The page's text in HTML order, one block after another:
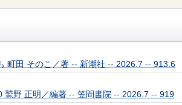
町田 そのこ／著 -- 新潮社 -- 2026.7 -- 913.6
鷲野 正明／編著 -- 笠間書院 -- 2026.7 -- 919